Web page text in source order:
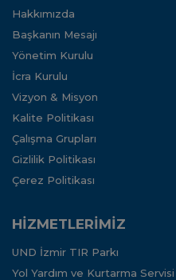
Hakkımızda
Başkanın Mesajı
Yönetim Kurulu
İcra Kurulu
Vizyon & Misyon
Kalite Politikası
Çalışma Grupları
Gizlilik Politikası
Çerez Politikası
HİZMETLERİMİZ
UND İzmir TIR Parkı
Yol Yardım ve Kurtarma Servisi